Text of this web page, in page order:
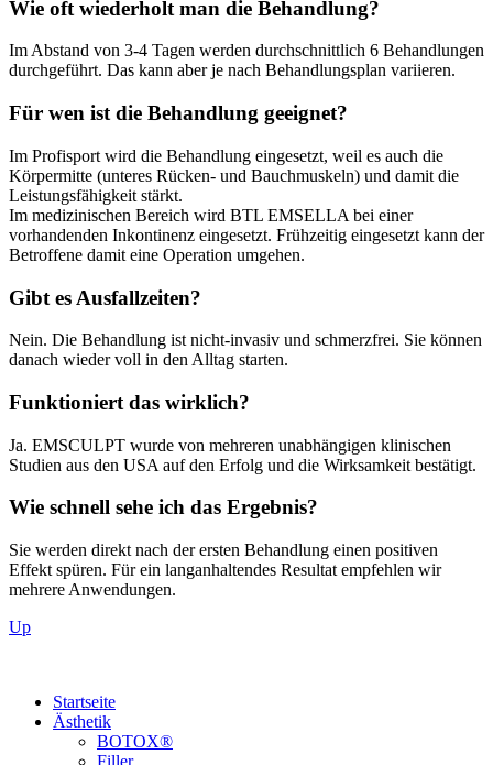
Wie oft wiederholt man die Behandlung?
Im Abstand von 3-4 Tagen werden durchschnittlich 6 Behandlungen
durchgeführt. Das kann aber je nach Behandlungsplan variieren.
Für wen ist die Behandlung geeignet?
Im Profisport wird die Behandlung eingesetzt, weil es auch die
Körpermitte (unteres Rücken- und Bauchmuskeln) und damit die
Leistungsfähigkeit stärkt.
Im medizinischen Bereich wird BTL EMSELLA bei einer
vorhandenden Inkontinenz eingesetzt. Frühzeitig eingesetzt kann der
Betroffene damit eine Operation umgehen.
Gibt es Ausfallzeiten?
Nein. Die Behandlung ist nicht-invasiv und schmerzfrei. Sie können
danach wieder voll in den Alltag starten.
Funktioniert das wirklich?
Ja. EMSCULPT wurde von mehreren unabhängigen klinischen
Studien aus den USA auf den Erfolg und die Wirksamkeit bestätigt.
Wie schnell sehe ich das Ergebnis?
Sie werden direkt nach der ersten Behandlung einen positiven
Effekt spüren. Für ein langanhaltendes Resultat empfehlen wir
mehrere Anwendungen.
Up
Startseite
Ästhetik
BOTOX®